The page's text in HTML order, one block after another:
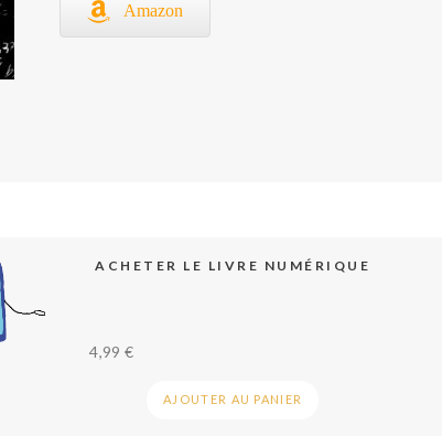
Amazon
ACHETER LE LIVRE NUMÉRIQUE
4,99€
AJOUTER AU PANIER